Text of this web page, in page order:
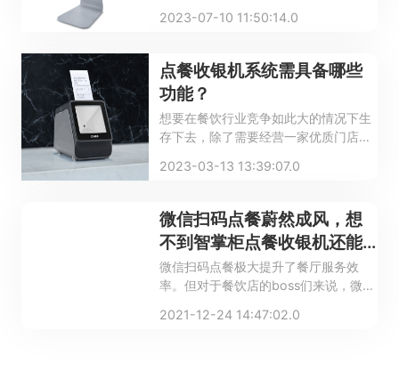
更好地管理餐厅，获取更多的利润，经
会员管理系统是其中之一。下面来看一
看餐饮会员管理系统的优势，并介绍一
下餐饮店如何使用会员管理系统。
2023-07-10 11:50:14.0
点餐收银机系统需具备哪些
功能？
想要在餐饮行业竞争如此大的情况下生
存下去，除了需要经营一家优质门店
使点餐效率事半功倍，进而增强餐厅在
经营商家来说，餐厅点餐收银机系统都
需要有什么功能呢？
2023-03-13 13:39:07.0
微信扫码点餐蔚然成风，想
不到智掌柜点餐收银机还能
这么玩~
微信扫码点餐极大提升了餐厅服务效
率。但对于餐饮店的boss们来说，微信
&ldquo;小困难&rdquo;：订单接收过
2021-12-24 14:47:02.0